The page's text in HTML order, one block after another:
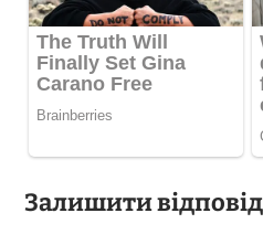
Залишити